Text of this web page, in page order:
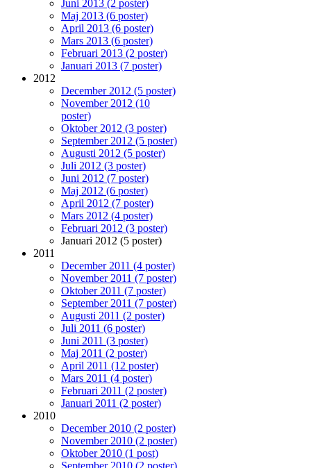
Juni 2013 (2 poster)
Maj 2013 (6 poster)
April 2013 (6 poster)
Mars 2013 (6 poster)
Februari 2013 (2 poster)
Januari 2013 (7 poster)
2012
December 2012 (5 poster)
November 2012 (10
poster)
Oktober 2012 (3 poster)
September 2012 (5 poster)
Augusti 2012 (5 poster)
Juli 2012 (3 poster)
Juni 2012 (7 poster)
Maj 2012 (6 poster)
April 2012 (7 poster)
Mars 2012 (4 poster)
Februari 2012 (3 poster)
Januari 2012 (5 poster)
2011
December 2011 (4 poster)
November 2011 (7 poster)
Oktober 2011 (7 poster)
September 2011 (7 poster)
Augusti 2011 (2 poster)
Juli 2011 (6 poster)
Juni 2011 (3 poster)
Maj 2011 (2 poster)
April 2011 (12 poster)
Mars 2011 (4 poster)
Februari 2011 (2 poster)
Januari 2011 (2 poster)
2010
December 2010 (2 poster)
November 2010 (2 poster)
Oktober 2010 (1 post)
September 2010 (2 poster)